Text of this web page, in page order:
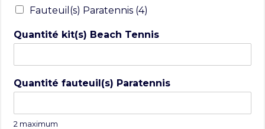
Fauteuil(s) Paratennis (4)
Quantité kit(s) Beach Tennis
Quantité fauteuil(s) Paratennis
2 maximum